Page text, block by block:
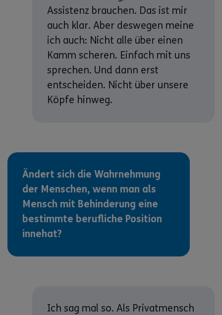
Assistenz brauchen. Das ist mir
auch klar. Aber deswegen meine
ich auch: Nicht alle über einen
Kamm scheren. Einfach mit uns
sprechen. Und dann erst
entscheiden. Nicht über unsere
Köpfe hinweg.
Ändert sich die Wahrnehmung
der Menschen, wenn man als
Mensch mit Behinderung eine
bestimmte berufliche Position
innehat?
Ich sag mal so. Als Privatmensch